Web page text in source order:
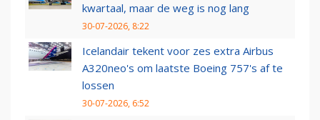
kwartaal, maar de weg is nog lang
30-07-2026, 8:22
Icelandair tekent voor zes extra Airbus
A320neo's om laatste Boeing 757's af te
lossen
30-07-2026, 6:52